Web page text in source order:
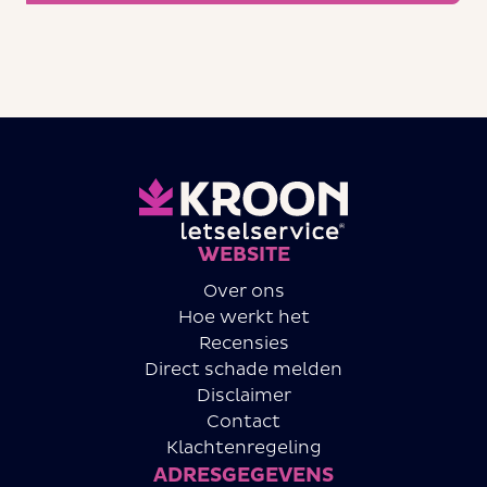
WEBSITE
Over ons
Hoe werkt het
Recensies
Direct schade melden
Disclaimer
Contact
Klachtenregeling
ADRESGEGEVENS